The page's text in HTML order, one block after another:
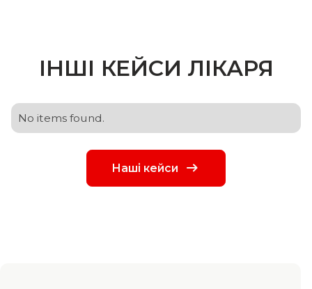
ІНШІ КЕЙСИ ЛІКАРЯ
No items found.
Наші кейси